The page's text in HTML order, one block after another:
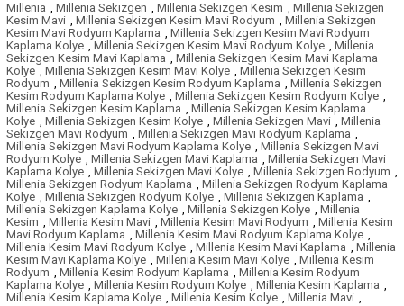
Millenia , Millenia Sekizgen , Millenia Sekizgen Kesim , Millenia Sekizgen
Kesim Mavi , Millenia Sekizgen Kesim Mavi Rodyum , Millenia Sekizgen
Kesim Mavi Rodyum Kaplama , Millenia Sekizgen Kesim Mavi Rodyum
Kaplama Kolye , Millenia Sekizgen Kesim Mavi Rodyum Kolye , Millenia
Sekizgen Kesim Mavi Kaplama , Millenia Sekizgen Kesim Mavi Kaplama
Kolye , Millenia Sekizgen Kesim Mavi Kolye , Millenia Sekizgen Kesim
Rodyum , Millenia Sekizgen Kesim Rodyum Kaplama , Millenia Sekizgen
Kesim Rodyum Kaplama Kolye , Millenia Sekizgen Kesim Rodyum Kolye ,
Millenia Sekizgen Kesim Kaplama , Millenia Sekizgen Kesim Kaplama
Kolye , Millenia Sekizgen Kesim Kolye , Millenia Sekizgen Mavi , Millenia
Sekizgen Mavi Rodyum , Millenia Sekizgen Mavi Rodyum Kaplama ,
Millenia Sekizgen Mavi Rodyum Kaplama Kolye , Millenia Sekizgen Mavi
Rodyum Kolye , Millenia Sekizgen Mavi Kaplama , Millenia Sekizgen Mavi
Kaplama Kolye , Millenia Sekizgen Mavi Kolye , Millenia Sekizgen Rodyum ,
Millenia Sekizgen Rodyum Kaplama , Millenia Sekizgen Rodyum Kaplama
Kolye , Millenia Sekizgen Rodyum Kolye , Millenia Sekizgen Kaplama ,
Millenia Sekizgen Kaplama Kolye , Millenia Sekizgen Kolye , Millenia
Kesim , Millenia Kesim Mavi , Millenia Kesim Mavi Rodyum , Millenia Kesim
Mavi Rodyum Kaplama , Millenia Kesim Mavi Rodyum Kaplama Kolye ,
Millenia Kesim Mavi Rodyum Kolye , Millenia Kesim Mavi Kaplama , Millenia
Kesim Mavi Kaplama Kolye , Millenia Kesim Mavi Kolye , Millenia Kesim
Rodyum , Millenia Kesim Rodyum Kaplama , Millenia Kesim Rodyum
Kaplama Kolye , Millenia Kesim Rodyum Kolye , Millenia Kesim Kaplama ,
Millenia Kesim Kaplama Kolye , Millenia Kesim Kolye , Millenia Mavi ,